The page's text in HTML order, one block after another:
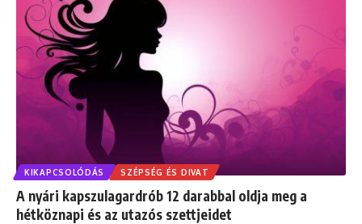
KIKAPCSOLÓDÁS SZÉPSÉG ÉS DIVAT
A nyári kapszulagardrób 12 darabbal oldja meg a
hétköznapi és az utazós szettjeidet